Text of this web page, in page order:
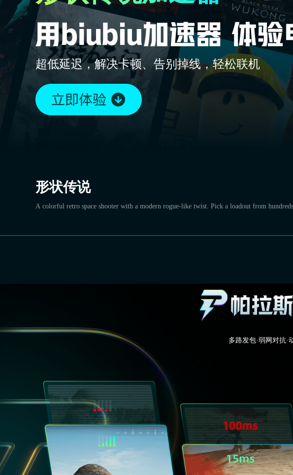
超低延迟，解决卡顿、告别掉线，轻松联机
形状传说
A colorful retro space shooter with a modern rogue-like twist. Pick a loadout from
多路发包·弱网对抗·